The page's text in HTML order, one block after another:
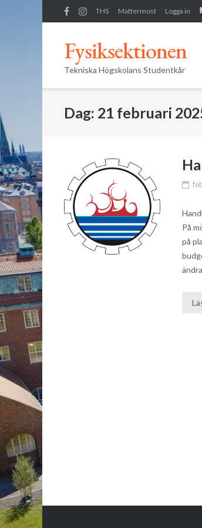
to
THS Mattermost Logga in
Fysiksektionen
Tekniska Högskolans Studentkår
Dag: 21 februari
På
på